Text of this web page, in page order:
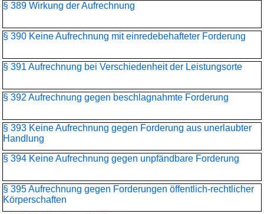
§ 389 Wirkung der Aufrechnung
§ 390 Keine Aufrechnung mit einredebehafteter Forderung
§ 391 Aufrechnung bei Verschiedenheit der Leistungsorte
§ 392 Aufrechnung gegen beschlagnahmte Forderung
§ 393 Keine Aufrechnung gegen Forderung aus unerlaubter
Handlung
§ 394 Keine Aufrechnung gegen unpfändbare Forderung
§ 395 Aufrechnung gegen Forderungen öffentlich-rechtlicher
Körperschaften